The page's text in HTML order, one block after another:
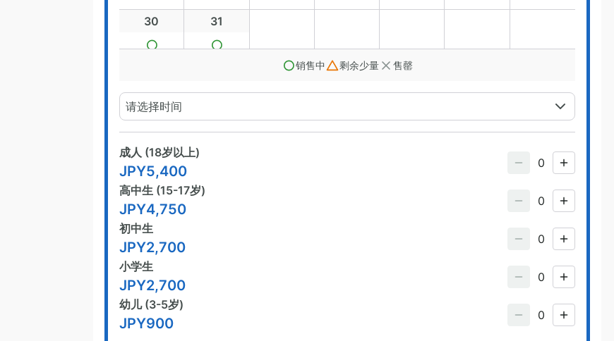
30 31
销售中 剩余少量 售罄
请选择时间
成人 (18岁以上)
JPY5,400
高中生 (15-17岁)
JPY4,750
初中生
JPY2,700
小学生
JPY2,700
幼儿 (3-5岁)
JPY900